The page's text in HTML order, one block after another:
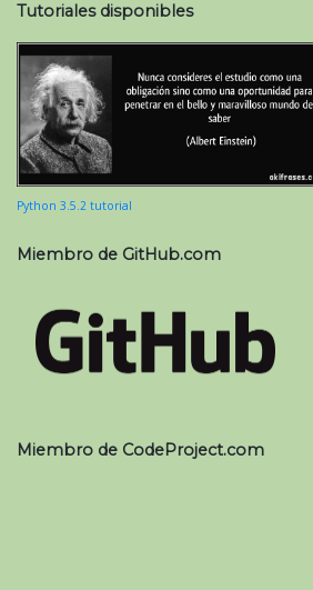
Tutoriales disponibles
Python 3.5.2 tutorial
Miembro de GitHub.com
Miembro de CodeProject.com